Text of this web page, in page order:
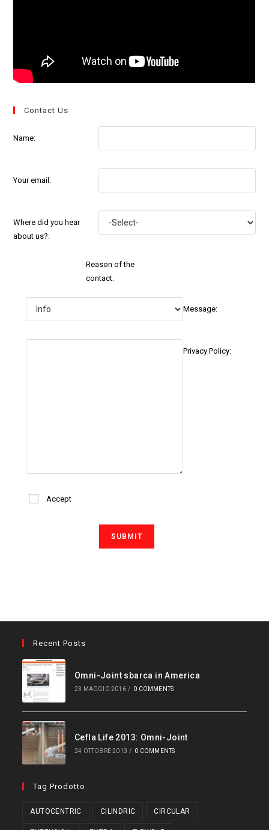
Contact Us
Name:
Your email:
Where did you hear
about us?:
Reason of the
contact:
Message:
Privacy Policy:
Accept
Recent Posts
Omni-Joint sbarca in America
23 MAGGIO 2016 / 0 COMMENTS
Cefla Life 2013: Omni-Joint
24 OTTOBRE 2013 / 0 COMMENTS
Tag Prodotto
AUTOCENTRIC CILINDRIC CIRCULAR